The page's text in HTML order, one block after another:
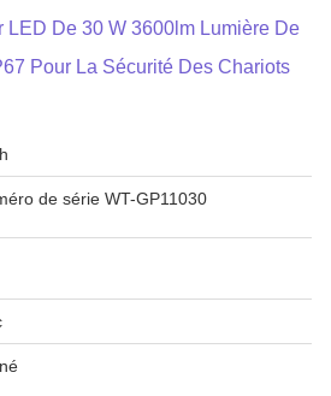
LED De 30 W 3600lm Lumière De
Pour La Sécurité Des Chariots
de série WT-GP11030